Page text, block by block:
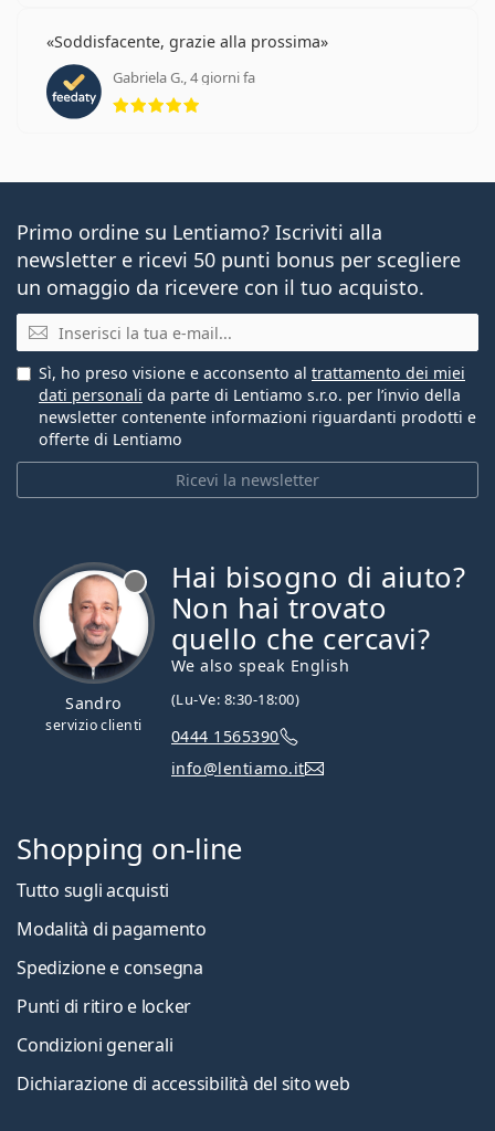
Soddisfacente, grazie alla prossima
Gabriela G., 4 giorni fa
valutazione 5 di 5
Primo ordine su Lentiamo? Iscriviti alla
newsletter e ricevi 50 punti bonus per scegliere
un omaggio da ricevere con il tuo acquisto.
E-mail
Ricevi la newsletter
Sì, ho preso visione e acconsento al trattamento dei miei
dati personali da parte di Lentiamo s.r.o. per l’invio della
newsletter contenente informazioni riguardanti prodotti e
offerte di Lentiamo
Sandro
servizio clienti
Hai bisogno di aiuto?
Non hai trovato
quello che cercavi?
We also speak English
(Lu-Ve: 8:30-18:00)
0444 1565390
info@lentiamo.it
Shopping on-line
Tutto sugli acquisti
Modalità di pagamento
Spedizione e consegna
Punti di ritiro e locker
Condizioni generali
Dichiarazione di accessibilità del sito web